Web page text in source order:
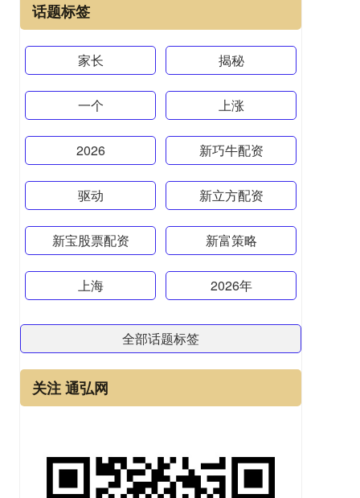
话题标签
家长 揭秘
一个 上涨
2026 新巧牛配资
驱动 新立方配资
新宝股票配资 新富策略
上海 2026年
全部话题标签
关注 通弘网